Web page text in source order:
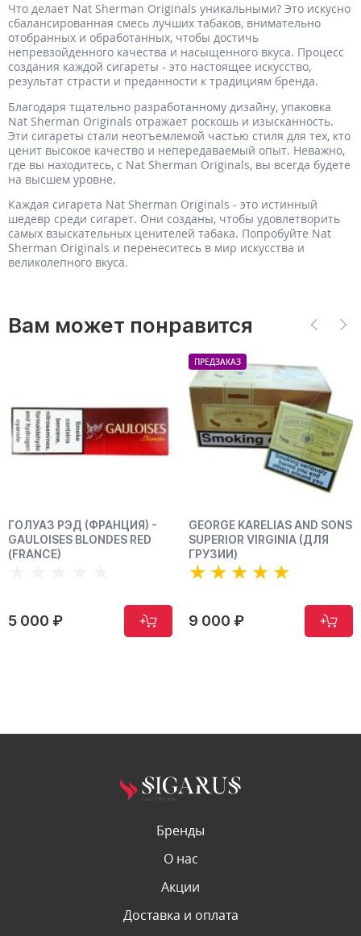
Что делает Nat Sherman Originals уникальными? Это искусно
сбалансированная смесь лучших табаков, внимательно
отобранных и обработанных, чтобы достичь
непревзойденного качества и насыщенного вкуса. Процесс
создания каждой сигареты - это настоящее искусство,
результат страсти и преданности к традициям бренда.
Благодаря тщательно разработанному дизайну, упаковка
Nat Sherman Originals отражает роскошь и изысканность.
Эти сигареты стали неотъемлемой частью стиля для тех, кто
ценит высокое качество и непередаваемый опыт. Неважно,
где вы находитесь, с Nat Sherman Originals, вы всегда будете
на высшем уровне.
Каждая сигарета Nat Sherman Originals - это истинный
шедевр среди сигарет. Они созданы, чтобы удовлетворить
самых взыскательных ценителей табака. Попробуйте Nat
Sherman Originals и перенеситесь в мир искусства и
великолепного вкуса.
Вам может понравится
-
GEORGE KARELIAS AND SONS
SUPERIOR VIRGINIA (ДЛЯ
ГРУЗИИ)
9 000 ₽
ПРЕДЗАКАЗ
КАРЕЛИЯ СЛИМС 6
(ГРЕЦИЯ) - KARELIA
6 000 ₽
Бренды
О нас
Акции
Доставка и оплата